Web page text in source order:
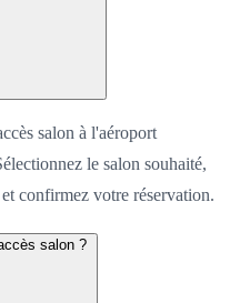
salon à l'aéroport
le salon souhaité,
confirmez votre réservation.
salon ?